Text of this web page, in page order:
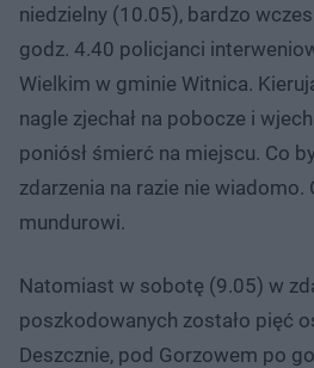
niedzielny (10.05), bardzo
godz. 4.40 policjanci
Wielkim w gminie Witnica.
nagle zjechał na pobocze i
poniósł śmierć na miejscu. Co
zdarzenia na razie nie
mundurowi.
Natomiast w sobotę (9.05) w
poszkodowanych zostało pięć
Deszcznie, pod Gorzowem po